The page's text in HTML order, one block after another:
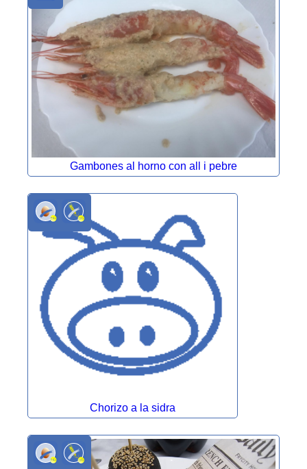
Gambones al horno con all i pebre
Chorizo a la sidra